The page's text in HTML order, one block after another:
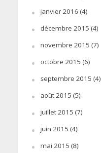
janvier 2016 (4)
décembre 2015 (4)
novembre 2015 (7)
octobre 2015 (6)
septembre 2015 (4)
août 2015 (5)
juillet 2015 (7)
juin 2015 (4)
mai 2015 (8)